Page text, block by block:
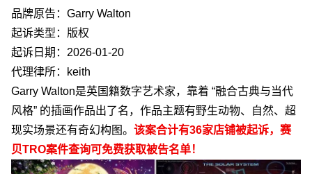
品牌原告： Garry Walton
起诉类型：版权
起诉日期： 2026-01-20
代理律所：
keith
Garry Walton是英国籍数字艺术家，靠着 “融合古典与当代
风格” 的插画作品出了名，作品主题有野生动物、自然、超
现实场景还有奇幻构图。 该案合计有36家店铺被起诉，赛
贝TRO案件查询可免费获取被告名单！